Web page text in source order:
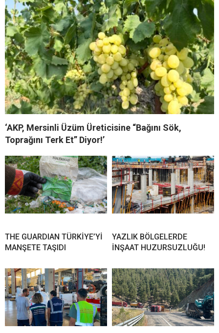
‘AKP, Mersinli Üzüm Üreticisine “Bağını Sök,
Toprağını Terk Et” Diyor!’
THE GUARDIAN TÜRKİYE’Yİ
MANŞETE TAŞIDI
YAZLIK BÖLGELERDE
İNŞAAT HUZURSUZLUĞU!